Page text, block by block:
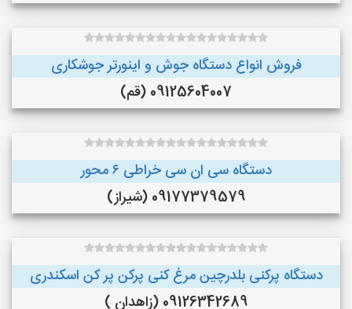
فروش انواع دستگاه جوش و اینورتر جوشکاری
09125604007 (قم)
دستگاه سی ان سی خراطی ۶ محور
09177379579 (شیراز)
دستگاه پرکنی بلدرچین مرغ کنی پرکن پر کن اسکندری
09126342689 (زاهدان )